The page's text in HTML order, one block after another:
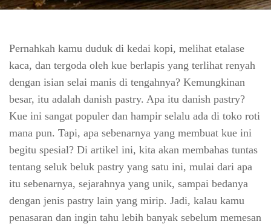
Pernahkah kamu duduk di kedai kopi, melihat etalase
kaca, dan tergoda oleh kue berlapis yang terlihat renyah
dengan isian selai manis di tengahnya? Kemungkinan
besar, itu adalah danish pastry. Apa itu danish pastry?
Kue ini sangat populer dan hampir selalu ada di toko roti
mana pun. Tapi, apa sebenarnya yang membuat kue ini
begitu spesial? Di artikel ini, kita akan membahas tuntas
tentang seluk beluk pastry yang satu ini, mulai dari apa
itu sebenarnya, sejarahnya yang unik, sampai bedanya
dengan jenis pastry lain yang mirip. Jadi, kalau kamu
penasaran dan ingin tahu lebih banyak sebelum memesan